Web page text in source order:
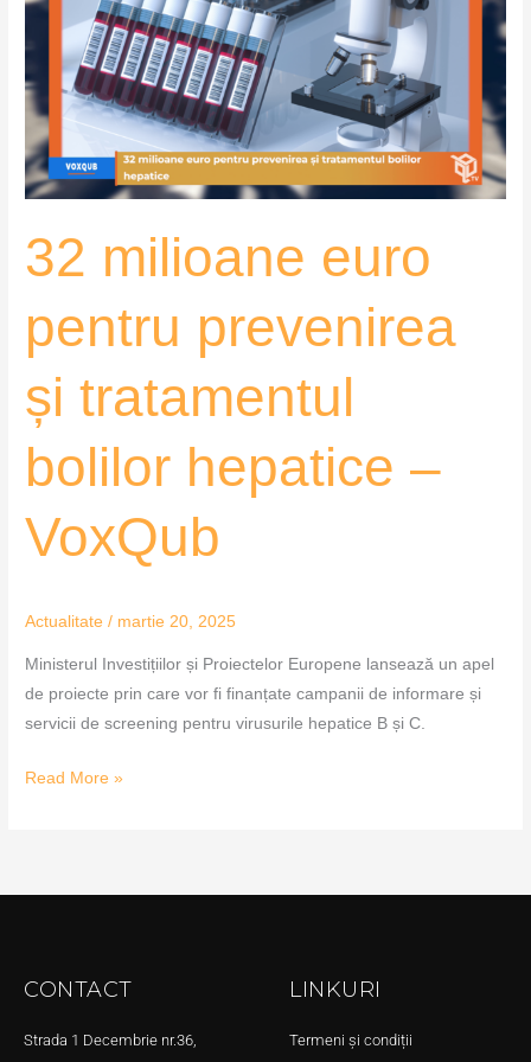
32 milioane euro
pentru prevenirea
și tratamentul
bolilor hepatice –
VoxQub
Actualitate / martie 20, 2025
Ministerul Investițiilor și Proiectelor Europene lansează un apel
de proiecte prin care vor fi finanțate campanii de informare și
servicii de screening pentru virusurile hepatice B și C.
pentru
prevenirea
și
tratamentul
bolilor
hepatice
VoxQub
Read More »
CONTACT
Strada 1 Decembrie nr.36,
LINKURI
Termeni și condiții